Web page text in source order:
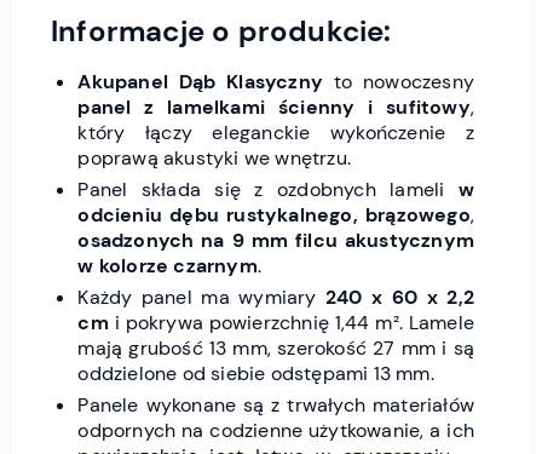
Informacje o produkcie:
Akupanel Dąb Klasyczny to nowoczesny
panel z lamelkami ścienny i sufitowy,
który łączy eleganckie wykończenie z
poprawą akustyki we wnętrzu.
Panel składa się z ozdobnych lameli w
odcieniu dębu rustykalnego, brązowego,
osadzonych na 9 mm filcu akustycznym
w kolorze czarnym.
Każdy panel ma wymiary240 x 60 x 2,2
cm i pokrywa powierzchnię 1,44 m². Lamele
mają grubość 13 mm, szerokość 27 mm i są
oddzielone od siebie odstępami 13 mm.
Panele wykonane są z trwałych materiałów
odpornych na codzienne użytkowanie, a ich